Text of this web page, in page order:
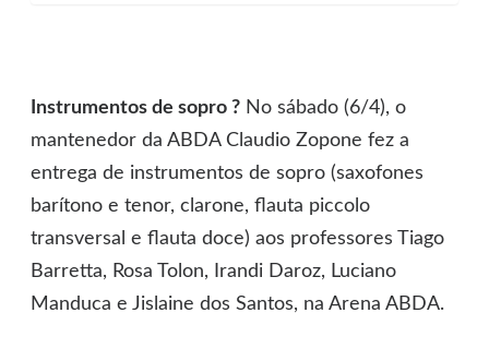
Instrumentos de sopro ? No sábado (6/4), o
mantenedor da ABDA Claudio Zopone fez a
entrega de instrumentos de sopro (saxofones
barítono e tenor, clarone, flauta piccolo
transversal e flauta doce) aos professores Tiago
Barretta, Rosa Tolon, Irandi Daroz, Luciano
Manduca e Jislaine dos Santos, na Arena ABDA.